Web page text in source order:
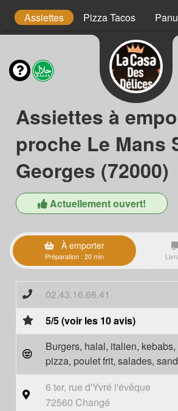
Assiettes Pizza Tacos
Assiettes à
proche Le Mans
Georges (72000)
Actuellement ouvert!
À emporter
Préparation : 20 min
02.43.16.66.41
5/5 (voir les 10 avis)
Burgers, halal, italien,
pizza, poulet frit, salades,
6 ter, rue d'Yvré l'évêque
72560 Changé